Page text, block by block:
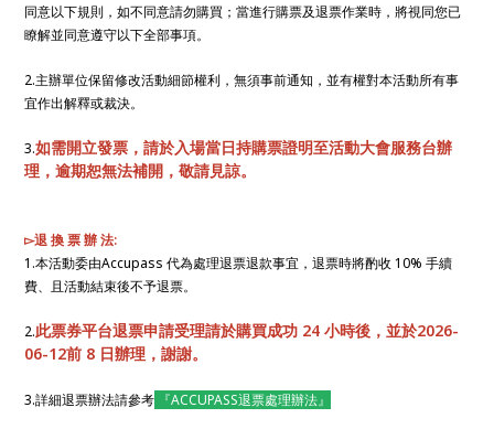
同意以下規則，如不同意請勿購買；當進行購票及退票作業時，將視同您已
瞭解並同意遵守以下全部事項。
2.主辦單位保留修改活動細節權利，無須事前通知，並有權對本活動所有事
宜作出解釋或裁決。
3.如需開立發票，請於入場當日持購票證明至活動大會服務台辦
理，逾期恕無法補開，敬請見諒。
▻退 換 票 辦 法:
1.本活動委由Accupass 代為處理退票退款事宜，退票時將酌收 10% 手續
費、且活動結束後不予退票。
2.此票券平台退票申請受理請於購買成功 24 小時後，並於2026-
06-12前 8 日辦理，謝謝。
3.詳細退票辦法請參考 『ACCUPASS退票處理辦法』